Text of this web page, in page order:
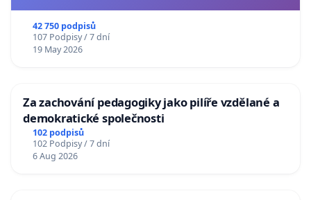
42 750 podpisů
107 Podpisy / 7 dní
19 May 2026
Za zachování pedagogiky jako pilíře vzdělané a
demokratické společnosti
102 podpisů
102 Podpisy / 7 dní
6 Aug 2026